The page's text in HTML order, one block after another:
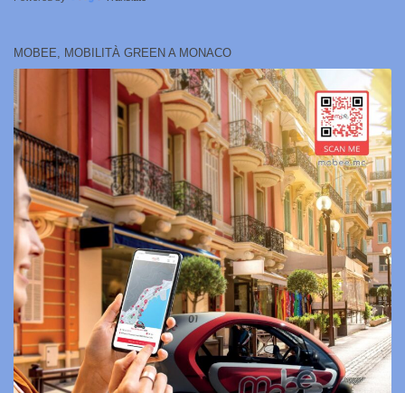
MOBEE, MOBILITÀ GREEN A MONACO